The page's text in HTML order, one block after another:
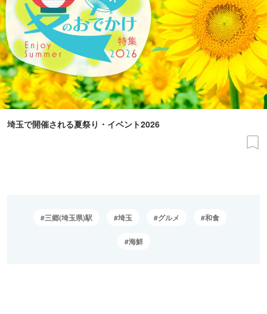
埼玉で開催される夏祭り・イベント2026
三郷(埼玉県)駅 埼玉 グルメ 和食
海鮮